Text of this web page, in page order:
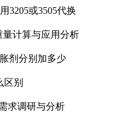
3205或3505代换
量计算与应用分析
剂分别加多少
区别
求调研与分析